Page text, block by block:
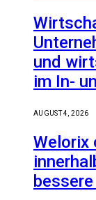
und
im In-
AUGUST 4, 2026
Welorix